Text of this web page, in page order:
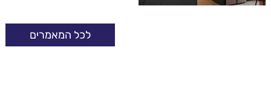
לכל המאמרים